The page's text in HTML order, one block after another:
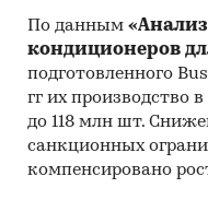
По данным
кондиционеров
подготовленного
гг их производство
до 118 млн шт.
санкционных
компенсировано